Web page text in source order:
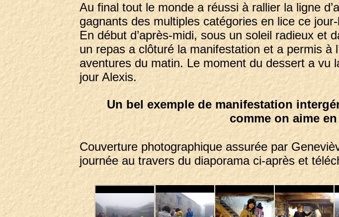
Au final tout le monde a réussi à rallier la ligne
gagnants des multiples catégories en lice ce
En début d’après-midi, sous un soleil radieux et
un repas a clôturé la manifestation et a permis à
aventures du matin. Le moment du dessert a vu
jour Alexis.
Un bel exemple de manifestation
comme on aime
Couverture photographique assurée par
journée au travers du diaporama ci-après et